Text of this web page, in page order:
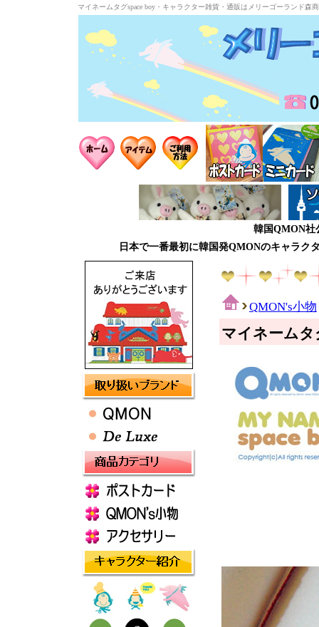
マイネームタグspace boy・キャラクター雑貨・通販はメリーゴーランド森
韓国QMON社
日本で一番最初に韓国発QMONのキャラク
QMON's小物
マイネームタ